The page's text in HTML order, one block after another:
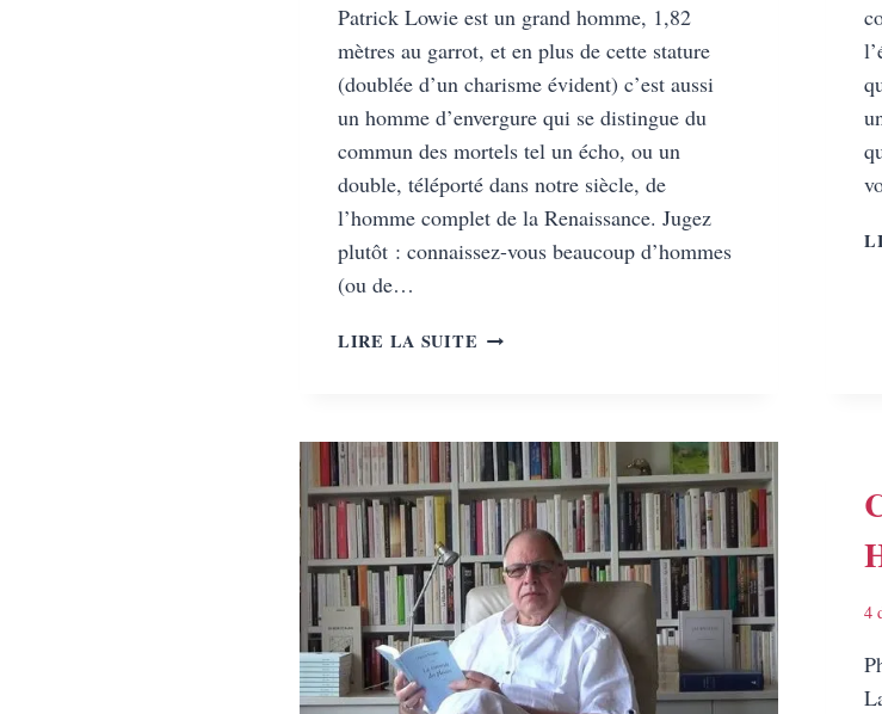
Patrick Lowie est un grand homme, 1,82
mètres au garrot, et en plus de cette stature
(doublée d’un charisme évident) c’est aussi
un homme d’envergure qui se distingue du
commun des mortels tel un écho, ou un
double, téléporté dans notre siècle, de
l’homme complet de la Renaissance. Jugez
plutôt : connaissez-vous beaucoup d’hommes
(ou de…
LIRE LA SUITE À L’OMBRE
UNE
VIE
DE
PATRICK
LOWIE,
L’HOMME
AUX
CENT
ONZE
VISAGES…
4